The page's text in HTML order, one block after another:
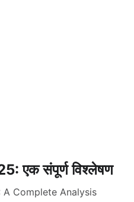
एक संपूर्ण विश्लेषण
Complete Analysis